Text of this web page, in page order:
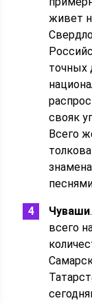
живет
точных
свояк
Всего
Чуваши
всего